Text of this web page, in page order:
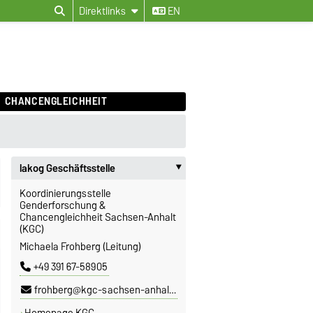
Direktlinks EN
CHANCENGLEICHHEIT
lakog Geschäftsstelle ‣
Koordinierungsstelle
Genderforschung &
Chancengleichheit Sachsen-Anhalt
(KGC)
Michaela Frohberg (Leitung)
+49 391 67-58905
frohberg@kgc-sachsen-anhalt.de